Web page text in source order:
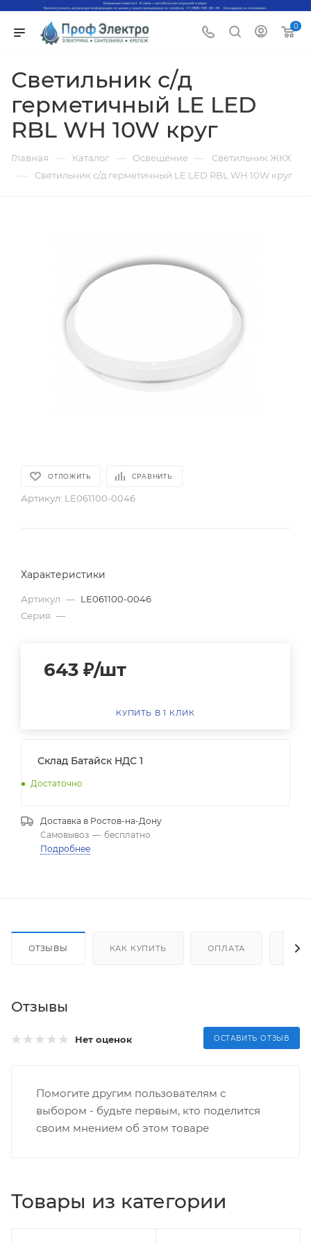
0
Светильник с/д
герметичный LE LED
RBL WH 10W круг
Главная — Каталог — Освещение — Светильник ЖКХ
— Светильник с/д герметичный LE LED RBL WH 10W круг
ОТЛОЖИТЬ СРАВНИТЬ
Артикул: LE061100-0046
Характеристики
Артикул — LE061100-0046
Серия —
643 ₽/шт
КУПИТЬ В 1 КЛИК
Склад Батайск НДС 1
Достаточно
Доставка в Ростов-на-Дону
Самовывоз — бесплатно
Подробнее
ОТЗЫВЫ КАК КУПИТЬ ОПЛАТА
Отзывы
Нет оценок ОСТАВИТЬ ОТЗЫВ
Помогите другим пользователям с
выбором - будьте первым, кто поделится
своим мнением об этом товаре
Товары из категории